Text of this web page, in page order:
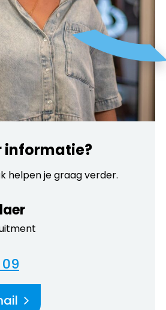
informatie?
helpen je graag verder.